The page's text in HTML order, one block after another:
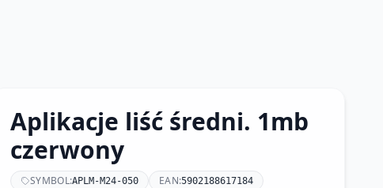
Aplikacje liść średni. 1mb
czerwony
SYMBOL:APLM-M24-050 EAN:5902188617184